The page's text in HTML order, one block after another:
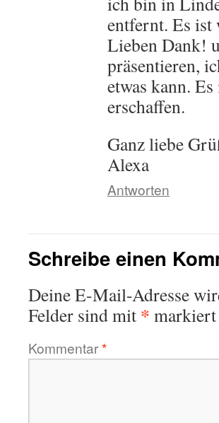
entfernt. Es ist
Lieben Dank!
präsentieren,
etwas kann.
erschaffen.
Ganz liebe
Alexa
Antworten
Schreibe einen
Deine E-Mail-Adresse
Felder sind mit * markiert
Kommentar*